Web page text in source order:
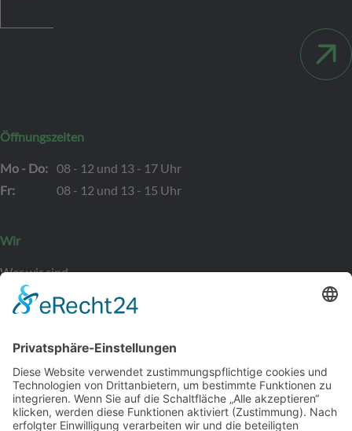
Öffnungszeiten
Mo - Do: 08 - 12 und 13 - 17 Uhr
Fr:
08 - 12 und 13 - 15 Uhr
Wir
Wer wir sind
Kontakt
Bewerber
Leistungen
Initiativbewerbung